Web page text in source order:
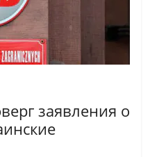
заявления о